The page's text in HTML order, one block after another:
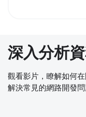
深入分析
觀看影片，瞭解如何
解決常見的網路開發問